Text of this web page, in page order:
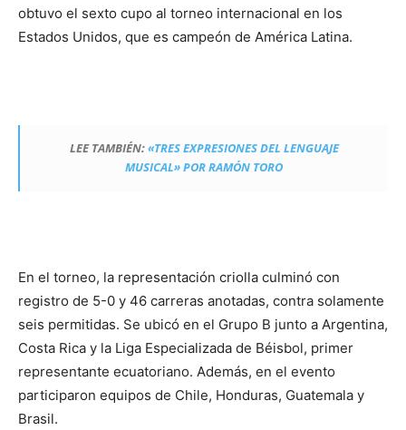
obtuvo el sexto cupo al torneo internacional en los
Estados Unidos, que es campeón de América Latina.
LEE TAMBIÉN:«TRES EXPRESIONES DEL LENGUAJE
MUSICAL» POR RAMÓN TORO
En el torneo, la representación criolla culminó con
registro de 5-0 y 46 carreras anotadas, contra solamente
seis permitidas. Se ubicó en el Grupo B junto a Argentina,
Costa Rica y la Liga Especializada de Béisbol, primer
representante ecuatoriano. Además, en el evento
participaron equipos de Chile, Honduras, Guatemala y
Brasil.